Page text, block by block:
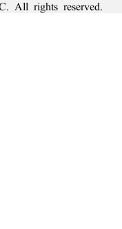
All rights reserved.